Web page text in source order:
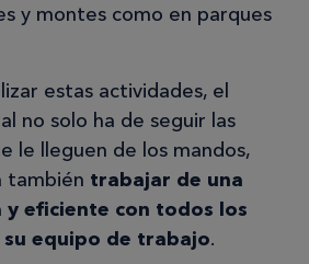
y montes como en parques
estas actividades, el
no solo ha de seguir las
le lleguen de los mandos,
también trabajar de una
y eficiente con todos los
equipo de trabajo.